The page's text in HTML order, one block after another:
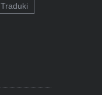
Traduki